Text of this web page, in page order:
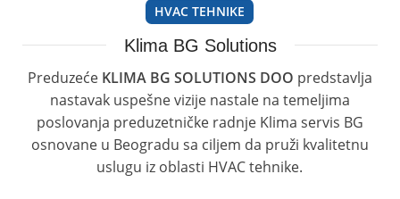
HVAC TEHNIKE
Klima BG Solutions
Preduzeće KLIMA BG SOLUTIONS DOO predstavlja
nastavak uspešne vizije nastale na temeljima
poslovanja preduzetničke radnje Klima servis BG
osnovane u Beogradu sa ciljem da pruži kvalitetnu
uslugu iz oblasti HVAC tehnike.